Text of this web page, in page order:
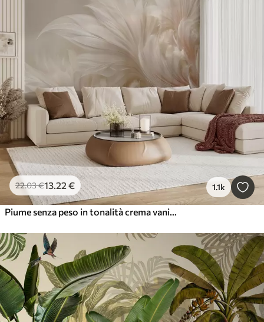
22.03€13.22 € 1.1k
Piume senza peso in tonalità crema vaniglia